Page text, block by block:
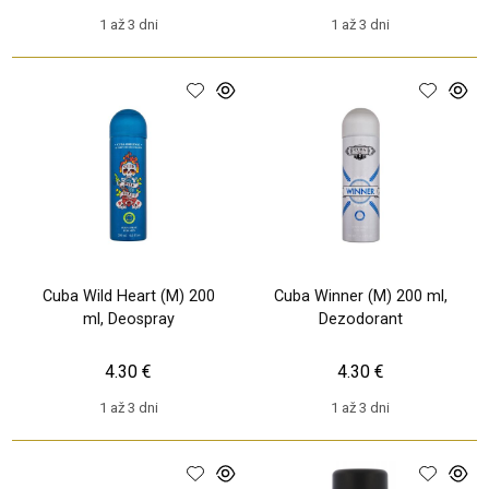
1 až 3 dni 1 až 3 dni
Cuba Wild Heart (M) 200
ml, Deospray
1 až 3 dni
4.30 €
Cuba Winner (M) 200 ml,
Dezodorant
1 až 3 dni
4.30 €